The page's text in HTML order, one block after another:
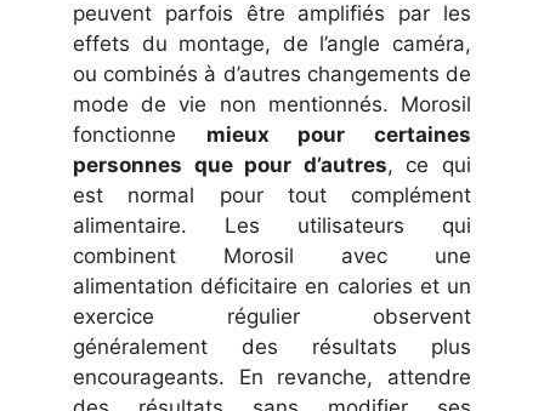
peuvent parfois être amplifiés par les
effets du montage, de l’angle caméra,
ou combinés à d’autres changements de
mode de vie non mentionnés. Morosil
fonctionne mieux pour certaines
personnes que pour d’autres, ce qui
est normal pour tout complément
alimentaire. Les utilisateurs qui
combinent Morosil avec une
alimentation déficitaire en calories et un
exercice régulier observent
généralement des résultats plus
encourageants. En revanche, attendre